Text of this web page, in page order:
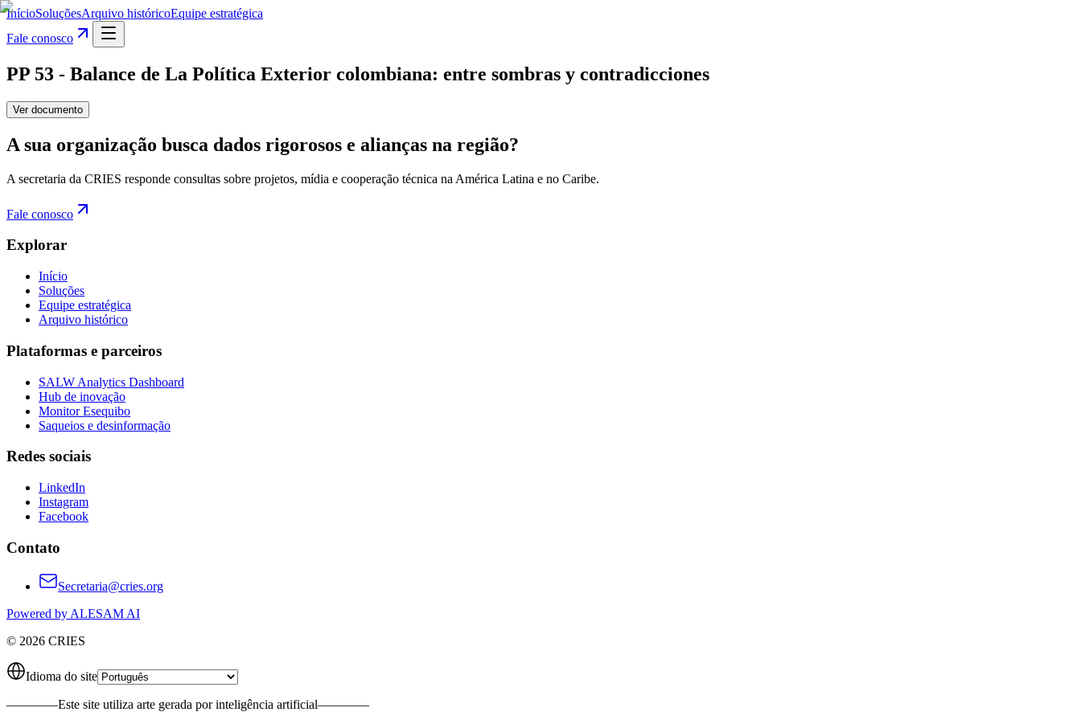
InícioSoluçõesArquivo históricoEquipe estratégica
Fale conosco
PP 53 - Balance de La Política Exterior colombiana: entre sombras y contradicciones
Ver documento
A sua organização busca dados rigorosos e alianças na região?
A secretaria da CRIES responde consultas sobre projetos, mídia e cooperação técnica na América Latina e no Caribe.
Fale conosco
Explorar
Início
Soluções
Equipe estratégica
Arquivo histórico
Plataformas e parceiros
SALW Analytics Dashboard
Hub de inovação
Monitor Esequibo
Saqueios e desinformação
Redes sociais
LinkedIn
Instagram
Facebook
Contato
Secretaria@cries.org
Powered by ALESAM AI
© 2026 CRIES
Idioma do site
————Este site utiliza arte gerada por inteligência artificial————